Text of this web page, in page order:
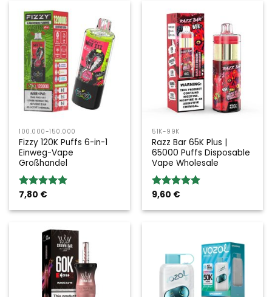
100.000-150.000
Fizzy 120K Puffs 6-in-1
Einweg-Vape
Großhandel
Bewertung:
7,80 €
51K-99K
Razz Bar 65K Plus |
65000 Puffs Disposable
Vape Wholesale
Bewertung:
9,60 €